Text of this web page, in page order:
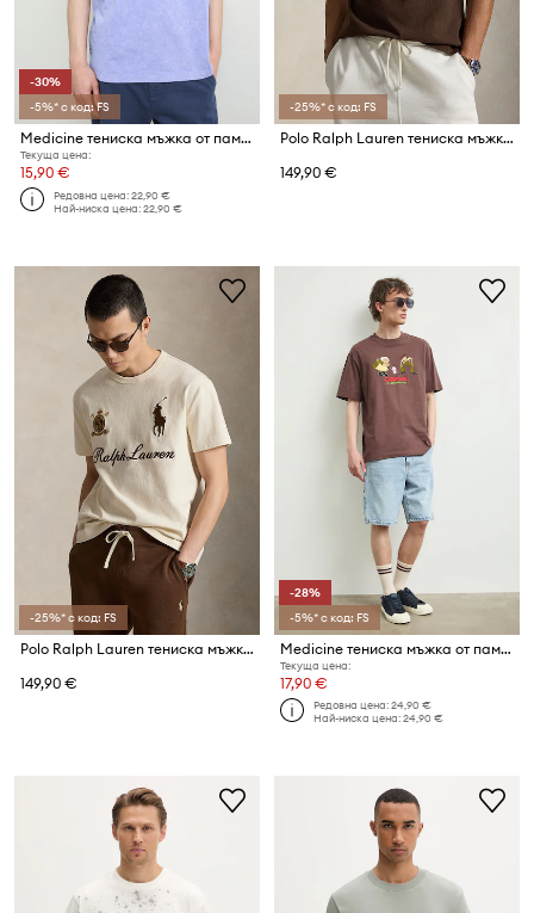
-30%
-5%* с код: FS
Medicine тениска мъжка от памук
Текуща цена:
15,90 €
Редовна цена:22,90 €
Най-ниска цена:22,90 €
-25%* с код: FS
Polo Ralph Lauren тениска мъжка от памук
149,90 €
-25%* с код: FS
Polo Ralph Lauren тениска мъжка от памук
149,90 €
-28%
-5%* с код: FS
Medicine тениска мъжка от памук
Текуща цена:
17,90 €
Редовна цена:24,90 €
Най-ниска цена:24,90 €